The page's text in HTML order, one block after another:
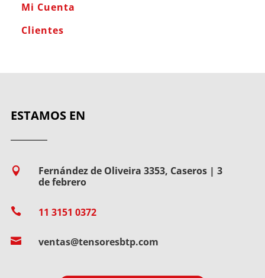
Mi Cuenta
Clientes
ESTAMOS EN

Fernández de Oliveira 3353, Caseros | 3
de febrero
 11 3151 0372
 ventas@tensoresbtp.com